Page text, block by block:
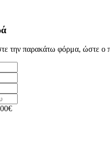
την παρακάτω φόρμα, ώστε ο